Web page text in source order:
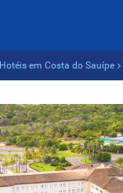
Hotéis em Costa do Sauípe